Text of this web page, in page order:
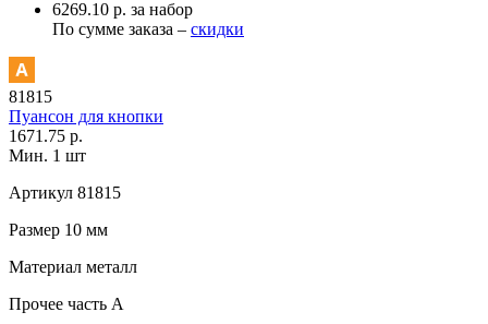
6269.10 р. за набор
По сумме заказа – скидки
81815
Пуансон для кнопки
1671.75 р.
Мин. 1 шт
Артикул 81815
Размер 10 мм
Материал металл
Прочее часть A